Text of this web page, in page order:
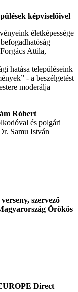
képviselőivel
életképessége
Attila,
hatása településeink
- a beszélgetést
moderálja
Róbert
és polgári
Samu István
szervező
Örökös
Direct